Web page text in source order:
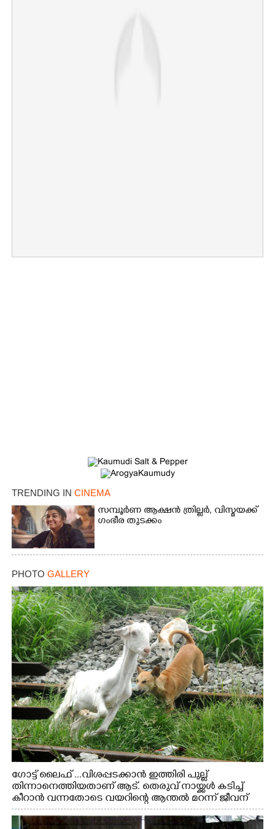
TRENDING IN CINEMA
സമ്പൂർണ ആക്ഷൻ ത്രില്ലർ,​ വിസ്മയക്ക്
ഗംഭീര തുടക്കം
PHOTO GALLERY
ഗോട്ട് ലൈഫ് ...വിശപ്പടക്കാൻ ഇത്തിരി പുല്ല്
തിന്നാനെത്തിയതാണ് ആട്. തെരുവ് നായ്ക്കൾ കടിച്ച്
കീറാൻ വന്നതോടെ വയറിന്റെ ആന്തൽ മറന്ന് ജീവന്
വേണ്ടിയായി ഓട്ടം. എറണാകുളം വാത്തുരുത്തിയിൽ
നിന്നുള്ള കാഴ്ച